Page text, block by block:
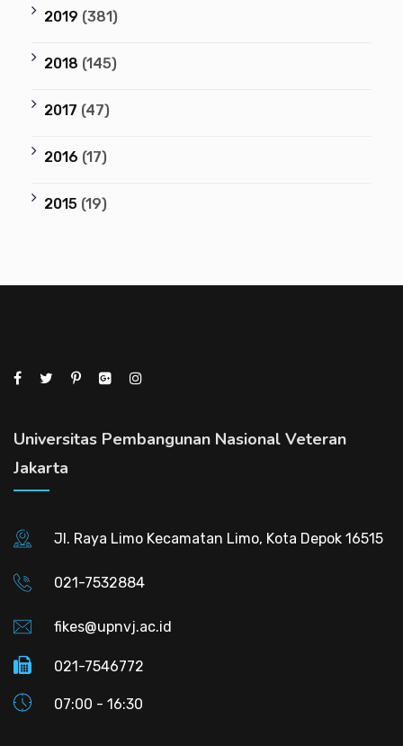
2019 (381)
2018 (145)
2017 (47)
2016 (17)
2015 (19)
Universitas Pembangunan Nasional Veteran
Jakarta
Jl. Raya Limo Kecamatan Limo, Kota Depok 16515
021-7532884
fikes@upnvj.ac.id
021-7546772
07:00 - 16:30